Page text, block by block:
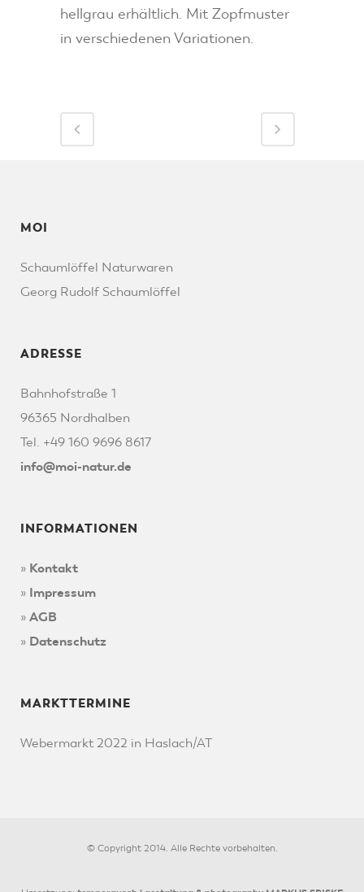
hellgrau erhältlich. Mit Zopfmuster
in verschiedenen Variationen.
MOI
Schaumlöffel Naturwaren
Georg Rudolf Schaumlöffel
ADRESSE
Bahnhofstraße 1
96365 Nordhalben
Tel. +49 160 9696 8617
info@moi-natur.de
INFORMATIONEN
» Kontakt
» Impressum
»AGB
» Datenschutz
MARKTTERMINE
Webermarkt 2022 in Haslach/AT
© Copyright 2014. Alle Rechte vorbehalten.